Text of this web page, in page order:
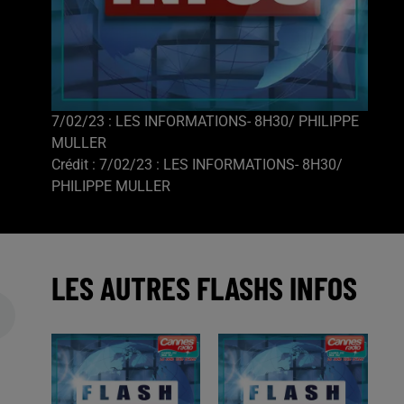
7/02/23 : LES INFORMATIONS- 8H30/ PHILIPPE
MULLER
Crédit : 7/02/23 : LES INFORMATIONS- 8H30/
PHILIPPE MULLER
LES AUTRES FLASHS INFOS